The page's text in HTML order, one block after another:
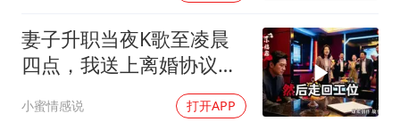
妻子升职当夜K歌至凌晨
四点，我送上离婚协议果
盘，隔天她拦在公司门
口：我们谈谈
小蜜情感说 打开APP